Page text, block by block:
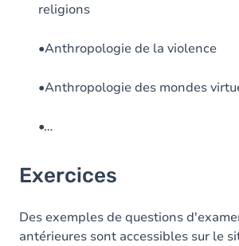
religions
•Anthropologie de la violence
•Anthropologie des mondes
•…
Exercices
Des exemples de questions
antérieures sont accessibles sur le